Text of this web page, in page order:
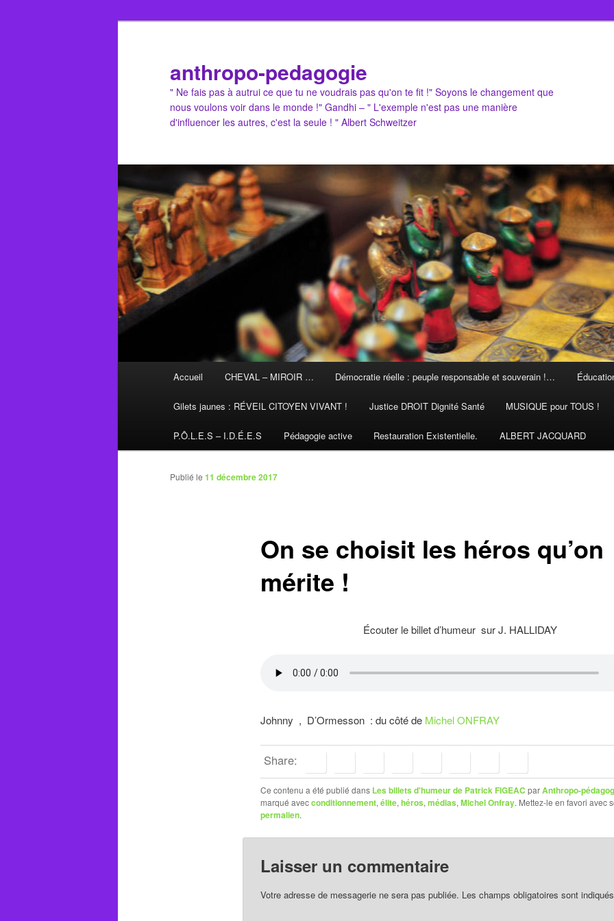
anthropo-pedagogie
" Ne fais pas à autrui ce que tu ne voudrais pas qu'on te fit !" Soyons le changement que
nous voulons voir dans le monde !" Gandhi – " L'exemple n'est pas une manière
d'influencer les autres, c'est la seule ! " Albert Schweitzer
Accueil CHEVAL – MIROIR … Démocratie réelle : peuple responsable et souverain !…
Gilets jaunes : RÉVEIL CITOYEN VIVANT ! Justice DROIT Dignité Santé MUSIQUE pour TOUS !
P.Ô.L.E.S – I.D.É.E.S Pédagogie active Restauration Existentielle. ALBERT JACQUARD
On se choisit les héros qu’on
mérite !
Publié le 11 décembre 2017
Écouter le billet d’humeur sur J. HALLIDAY
Johnny , D’Ormesson : du côté de Michel ONFRAY
Share:
Ce contenu a été publié dans Les billets d'humeur de Patrick FIGEAC parAnthropo-
marqué avecconditionnement, élite, héros, médias, Michel Onfray. Mettez-le en favori avec
permalien.
Laisser un commentaire
Votre adresse de messagerie ne sera pas publiée. Les champs obligatoires sont